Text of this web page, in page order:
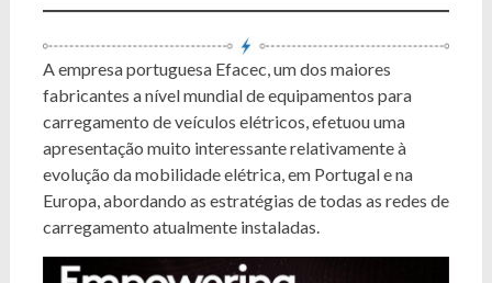
A empresa portuguesa Efacec, um dos maiores
fabricantes a nível mundial de equipamentos para
carregamento de veículos elétricos, efetuou uma
apresentação muito interessante relativamente à
evolução da mobilidade elétrica, em Portugal e na
Europa, abordando as estratégias de todas as redes de
carregamento atualmente instaladas.